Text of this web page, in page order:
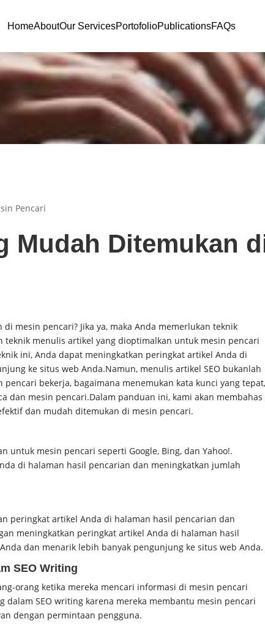
HomeAboutOur ServicesPortofolioPublicationsFAQs
Pencari
Mudah Ditemukan
di mesin pencari? Jika ya, maka Anda memerlukan teknik
teknik menulis artikel yang dioptimalkan untuk mesin pencari
ini, Anda dapat meningkatkan peringkat artikel Anda di
ke situs web Anda.Namun, menulis artikel SEO bukanlah
bekerja, bagaimana menemukan kata kunci yang tepat,
dan mesin pencari.Dalam panduan ini, kami akan membahas
dan mudah ditemukan di mesin pencari.
untuk mesin pencari seperti Google, Bing, dan Yahoo!.
di halaman hasil pencarian dan meningkatkan jumlah
peringkat artikel Anda di halaman hasil pencarian dan
meningkatkan peringkat artikel Anda di halaman hasil
dan menarik lebih banyak pengunjung ke situs web Anda.
SEO Writing
orang ketika mereka mencari informasi di mesin pencari
dalam SEO writing karena mereka membantu mesin pencari
dengan permintaan pengguna.